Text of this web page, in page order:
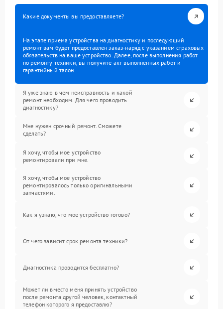
Какие документы вы предоставляете?
На этапе приема устройства на диагностику и последующий
ремонт вам будет предоставлен заказ-наряд с указанием страховых
обязательств на ваше устройство. Далее, после выполнения работ
по ремонту техники, вы получите акт выполненных работ и
гарантийный талон.
Я уже знаю в чем неисправность и какой
ремонт необходим. Для чего проводить
диагностику?
Мне нужен срочный ремонт. Сможете
сделать?
Я хочу, чтобы мое устройство
ремонтировали при мне.
Я хочу, чтобы мое устройство
ремонтировалось только оригинальными
запчастями.
Как я узнаю, что мое устройство готово?
От чего зависит срок ремонта техники?
Диагностика проводится бесплатно?
Может ли вместо меня принять устройство
после ремонта другой человек, контактный
телефон которого я предоставлю?